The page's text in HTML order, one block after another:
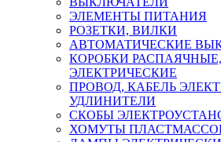
ЭЛЕМЕНТЫ ПИТАНИЯ
РОЗЕТКИ, ВИЛКИ
АВТОМАТИЧЕСКИЕ
КОРОБКИ
ЭЛЕКТРИЧЕСКИЕ
ПРОВОД, КАБЕЛЬ
УДЛИНИТЕЛИ
СКОБЫ
ХОМУТЫ